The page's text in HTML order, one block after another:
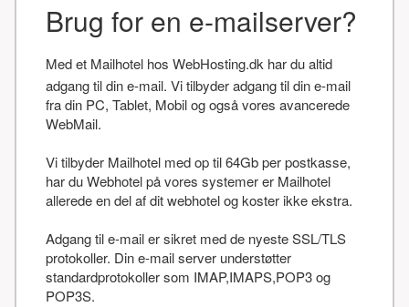
Brug for en e-mailserver?
Med et Mailhotel hos WebHosting.dk har du altid
adgang til din e-mail. Vi tilbyder adgang til din e-mail
fra din PC, Tablet, Mobil og også vores avancerede
WebMail.
Vi tilbyder Mailhotel med op til 64Gb per postkasse,
har du Webhotel på vores systemer er Mailhotel
allerede en del af dit webhotel og koster ikke ekstra.
Adgang til e-mail er sikret med de nyeste SSL/TLS
protokoller. Din e-mail server understøtter
standardprotokoller som IMAP,IMAPS,POP3 og
POP3S.